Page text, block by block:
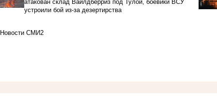
атакован склад Вайлдберриз под Тулой, боевики ВСУ
устроили бой из-за дезертирства
Новости СМИ2